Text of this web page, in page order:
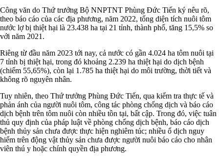
Công văn do Thứ trưởng Bộ NNPTNT Phùng Đức Tiến ký nêu rõ,
theo báo cáo của các địa phương, năm 2022, tổng diện tích nuôi tôm
nước lợ bị thiệt hại là 23.438 ha tại 21 tỉnh, thành phố, tăng 15,5% so
với năm 2021.
Riêng từ đầu năm 2023 tới nay, cả nước có gần 4.024 ha tôm nuôi tại
7 tỉnh bị thiệt hại, trong đó khoảng 2.239 ha thiệt hại do dịch bệnh
(chiếm 55,65%), còn lại 1.785 ha thiệt hại do môi trường, thời tiết và
không rõ nguyên nhân.
Tuy nhiên, theo Thứ trưởng Phùng Đức Tiến, qua kiểm tra thực tế và
phản ánh của người nuôi tôm, công tác phòng chống dịch và báo cáo
dịch bệnh trên tôm nuôi còn nhiều tồn tại, bất cập. Trong đó, việc tuân
thủ quy định của pháp luật về phòng chống dịch bệnh, báo cáo dịch
bệnh thủy sản chưa được thực hiện nghiêm túc; nhiều ổ dịch nguy
hiểm trên động vật thủy sản chưa được người nuôi báo cáo cho nhân
viên thú y hoặc chính quyền địa phương.